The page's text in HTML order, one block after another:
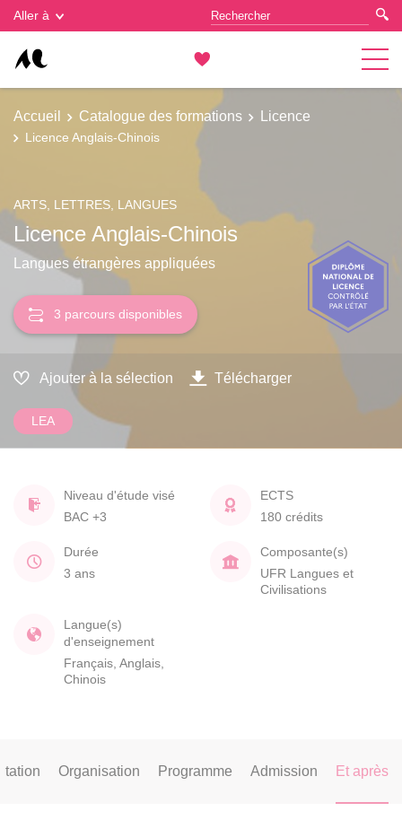
Aller à
Accueil Catalogue des formations Licence
Licence Anglais-Chinois
ARTS, LETTRES, LANGUES
Licence Anglais-Chinois
Langues étrangères appliquées
3 parcours disponibles
Ajouter à la sélection Télécharger
LEA
Niveau d'étude visé
BAC +3
ECTS
180 crédits
Durée
3 ans
Composante(s)
UFR Langues et
Civilisations
Langue(s)
d'enseignement
Français, Anglais,
Chinois
Organisation Programme Admission Et après
Gestion des cookies